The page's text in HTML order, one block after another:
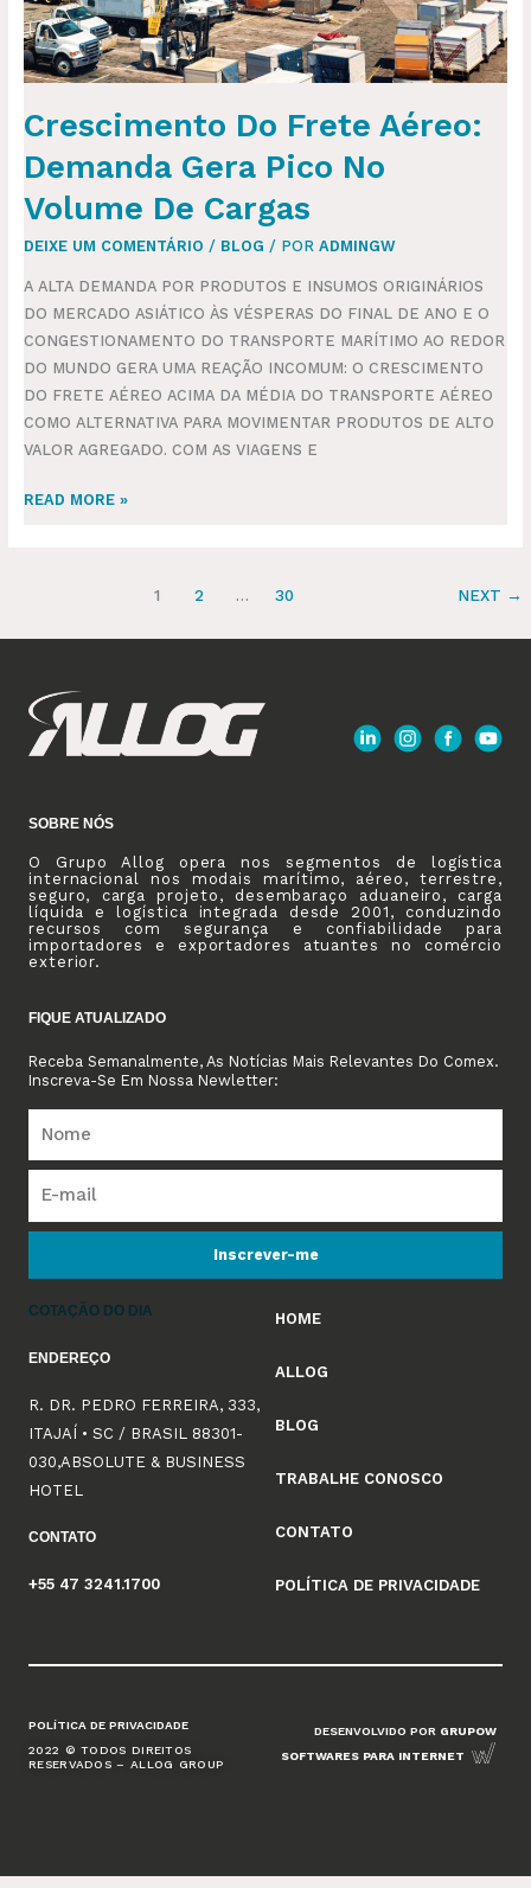
Crescimento Do Frete Aéreo:
Demanda Gera Pico No
Volume De Cargas
DEIXE UM COMENTÁRIO / BLOG / POR ADMINGW
A ALTA DEMANDA POR PRODUTOS E INSUMOS ORIGINÁRIOS
DO MERCADO ASIÁTICO ÀS VÉSPERAS DO FINAL DE ANO E O
CONGESTIONAMENTO DO TRANSPORTE MARÍTIMO AO REDOR
DO MUNDO GERA UMA REAÇÃO INCOMUM: O CRESCIMENTO
DO FRETE AÉREO ACIMA DA MÉDIA DO TRANSPORTE AÉREO
COMO ALTERNATIVA PARA MOVIMENTAR PRODUTOS DE ALTO
VALOR AGREGADO. COM AS VIAGENS E
VOLUME
DE
CARGAS
READ MORE »
1 2 … 30 NEXT →
SOBRE NÓS
O Grupo Allog opera nos segmentos de logística
internacional nos modais marítimo, aéreo, terrestre,
seguro, carga projeto, desembaraço aduaneiro, carga
líquida e logística integrada desde 2001, conduzindo
recursos com segurança e confiabilidade para
importadores e exportadores atuantes no comércio
exterior.
FIQUE ATUALIZADO
Receba Semanalmente, As Notícias Mais Relevantes Do Comex.
Inscreva-Se Em Nossa Newletter:
Inscrever-me
COTAÇÃO DO DIA
ENDEREÇO
R. DR. PEDRO FERREIRA, 333,
ITAJAÍ • SC / BRASIL 88301-
030,ABSOLUTE & BUSINESS
HOTEL
CONTATO
+55 47 3241.1700
HOME
ALLOG
BLOG
TRABALHE CONOSCO
CONTATO
POLÍTICA DE PRIVACIDADE
POLÍTICA DE PRIVACIDADE
2022 © TODOS DIREITOS
RESERVADOS – ALLOG GROUP
DESENVOLVIDO POR GRUPOW
SOFTWARES PARA INTERNET